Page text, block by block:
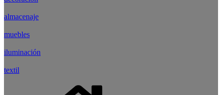
almacenaje
muebles
iluminación
textil